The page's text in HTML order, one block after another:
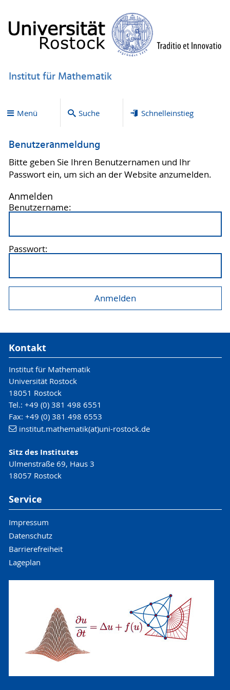
Institut für Mathematik
Menü Suche Schnelleinstieg
Benutzeranmeldung
Bitte geben Sie Ihren Benutzernamen und Ihr
Passwort ein, um sich an der Website anzumelden.
Anmelden
Benutzername:
Passwort:
Kontakt
Institut für Mathematik
Universität Rostock
18051 Rostock
Tel.: +49 (0) 381 498 6551
Fax: +49 (0) 381 498 6553
institut.mathematik(at)uni-rostock.de
Sitz des Institutes
Ulmenstraße 69, Haus 3
18057 Rostock
Service
Impressum
Datenschutz
Barrierefreiheit
Lageplan